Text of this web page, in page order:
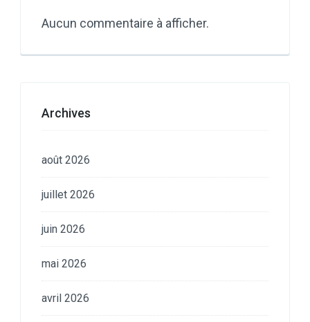
Aucun commentaire à afficher.
Archives
août 2026
juillet 2026
juin 2026
mai 2026
avril 2026